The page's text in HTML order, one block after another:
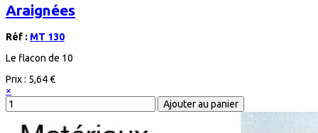
Araignées
Réf : MT 130
Le flacon de 10
Prix : 5,64 €
×